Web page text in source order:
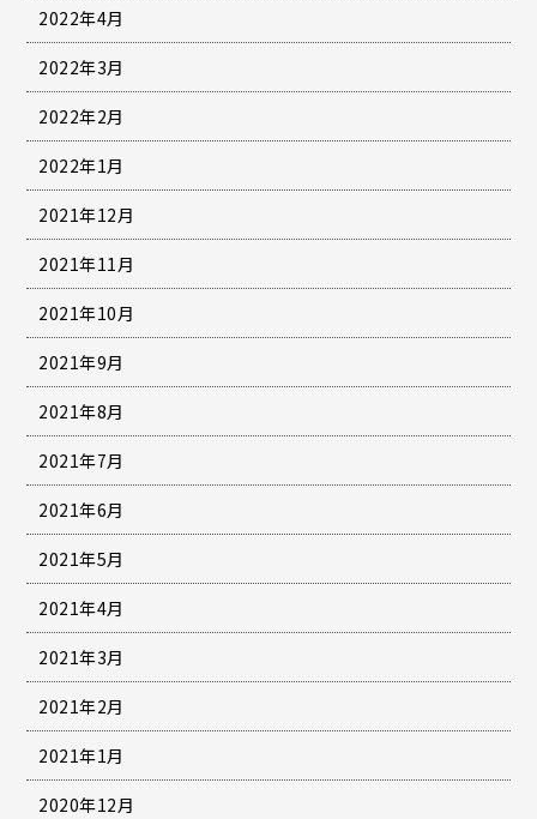
2022年4月
2022年3月
2022年2月
2022年1月
2021年12月
2021年11月
2021年10月
2021年9月
2021年8月
2021年7月
2021年6月
2021年5月
2021年4月
2021年3月
2021年2月
2021年1月
2020年12月